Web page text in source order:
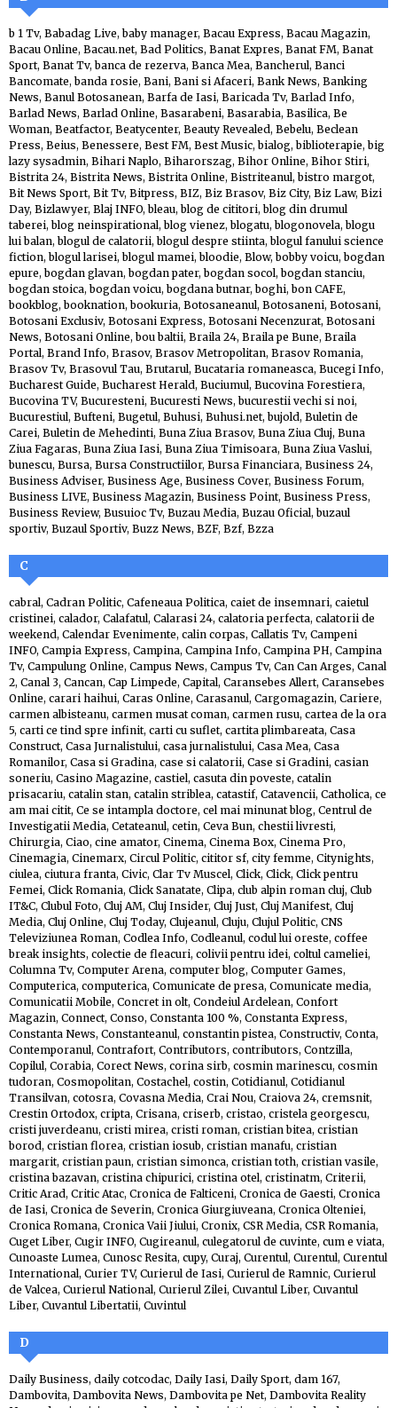
b 1 Tv, Babadag Live,baby manager, Bacau Express, Bacau Magazin,
Bacau Online, Bacau.net, Bad Politics, Banat Expres, Banat FM, Banat
Sport, Banat Tv,banca de rezerva, Banca Mea, Bancherul, Banci
Bancomate,banda rosie, Bani, Bani si Afaceri, Bank News, Banking
News, Banul Botosanean, Barfa de Iasi, Baricada Tv, Barlad Info,
Barlad News, Barlad Online, Basarabeni, Basarabia, Basilica, Be
Woman, Beatfactor, Beatycenter, Beauty Revealed, Bebelu, Beclean
Press, Beius, Benessere, Best FM, Best Music,bialog,biblioterapie,big
lazy sysadmin, Bihari Naplo, Biharorszag, Bihor Online, Bihor Stiri,
Bistrita 24, Bistrita News, Bistrita Online, Bistriteanul,bistro margot,
Bit News Sport, Bit Tv, Bitpress, BIZ, Biz Brasov, Biz City, Biz Law, Bizi
Day, Bizlawyer, Blaj INFO,bleau,blog de cititori,blog din drumul
taberei,blog neinspirational,blog vienez,blogatu,blogonovela,blogu
lui balan,blogul de calatorii,blogul despre stiinta,blogul fanului science
fiction,blogul larisei,blogul mamei,bloodie, Blow,bobby voicu,bogdan
epure,bogdan glavan,bogdan pater,bogdan socol,bogdan stanciu,
bogdan stoica,bogdan voicu,bogdana butnar,boghi,bon CAFE,
bookblog,booknation,bookuria, Botosaneanul, Botosaneni, Botosani,
Botosani Exclusiv, Botosani Express, Botosani Necenzurat, Botosani
News, Botosani Online,bou baltii, Braila 24, Braila pe Bune, Braila
Portal, Brand Info, Brasov, Brasov Metropolitan, Brasov Romania,
Brasov Tv, Brasovul Tau, Brutarul, Bucataria romaneasca, Bucegi Info,
Bucharest Guide, Bucharest Herald, Buciumul, Bucovina Forestiera,
Bucovina TV, Bucuresteni, Bucuresti News,bucurestii vechi si noi,
Bucurestiul, Bufteni, Bugetul, Buhusi, Buhusi.net,bujold, Buletin de
Carei, Buletin de Mehedinti, Buna Ziua Brasov, Buna Ziua Cluj, Buna
Ziua Fagaras, Buna Ziua Iasi, Buna Ziua Timisoara, Buna Ziua Vaslui,
bunescu, Bursa, Bursa Constructiilor, Bursa Financiara, Business 24,
Business Adviser, Business Age, Business Cover, Business Forum,
Business LIVE, Business Magazin, Business Point, Business Press,
Business Review, Busuioc Tv, Buzau Media, Buzau Oficial,buzaul
sportiv, Buzaul Sportiv, Buzz News, BZF, Bzf, Bzza
C
cabral, Cadran Politic, Cafeneaua Politica, caiet de insemnari, caietul
cristinei, calador, Calafatul, Calarasi 24, calatoria perfecta, calatorii de
weekend, Calendar Evenimente, calin corpas, Callatis Tv, Campeni
INFO, Campia Express, Campina, Campina Info, Campina PH, Campina
Tv, Campulung Online, Campus News, Campus Tv, Can Can Arges, Canal
2, Canal 3, Cancan, Cap Limpede, Capital, Caransebes Allert, Caransebes
Online, carari haihui, Caras Online, Carasanul, Cargomagazin, Cariere,
carmen albisteanu, carmen musat coman, carmen rusu, cartea de la ora
5, carti ce tind spre infinit, carti cu suflet, cartita plimbareata, Casa
Construct, Casa Jurnalistului, casa jurnalistului, Casa Mea, Casa
Romanilor, Casa si Gradina, case si calatorii, Case si Gradini, casian
soneriu, Casino Magazine, castiel, casuta din poveste, catalin
prisacariu, catalin stan, catalin striblea, catastif, Catavencii, Catholica, ce
am mai citit, Ce se intampla doctore, cel mai minunat blog, Centrul de
Investigatii Media, Cetateanul, cetin, Ceva Bun, chestii livresti,
Chirurgia, Ciao, cine amator, Cinema, Cinema Box, Cinema Pro,
Cinemagia, Cinemarx, Circul Politic, cititor sf, city femme, Citynights,
ciulea, ciutura franta, Civic, Clar Tv Muscel, Click, Click, Click pentru
Femei, Click Romania, Click Sanatate, Clipa, club alpin roman cluj, Club
IT&C, Clubul Foto, Cluj AM, Cluj Insider, Cluj Just, Cluj Manifest, Cluj
Media, Cluj Online, Cluj Today, Clujeanul, Cluju, Clujul Politic, CNS
Televiziunea Roman, Codlea Info, Codleanul, codul lui oreste, coffee
break insights, colectie de fleacuri, colivii pentru idei, coltul cameliei,
Columna Tv, Computer Arena, computer blog, Computer Games,
Computerica, computerica, Comunicate de presa, Comunicate media,
Comunicatii Mobile, Concret in olt, Condeiul Ardelean, Confort
Magazin, Connect, Conso, Constanta 100 %, Constanta Express,
Constanta News, Constanteanul, constantin pistea, Constructiv, Conta,
Contemporanul, Contrafort, Contributors, contributors, Contzilla,
Copilul, Corabia, Corect News, corina sirb, cosmin marinescu, cosmin
tudoran, Cosmopolitan, Costachel, costin, Cotidianul, Cotidianul
Transilvan, cotosra, Covasna Media, Crai Nou, Craiova 24, cremsnit,
Crestin Ortodox, cripta, Crisana, criserb, cristao, cristela georgescu,
cristi juverdeanu, cristi mirea, cristi roman, cristian bitea, cristian
borod, cristian florea, cristian iosub, cristian manafu, cristian
margarit, cristian paun, cristian simonca, cristian toth, cristian vasile,
cristina bazavan, cristina chipurici, cristina otel, cristinatm, Criterii,
Critic Arad, Critic Atac, Cronica de Falticeni, Cronica de Gaesti, Cronica
de Iasi, Cronica de Severin, Cronica Giurgiuveana, Cronica Olteniei,
Cronica Romana, Cronica Vaii Jiului, Cronix, CSR Media, CSR Romania,
Cuget Liber, Cugir INFO, Cugireanul, culegatorul de cuvinte, cum e viata,
Cunoaste Lumea, Cunosc Resita, cupy, Curaj, Curentul, Curentul, Curentul
International, Curier TV, Curierul de Iasi, Curierul de Ramnic, Curierul
de Valcea, Curierul National, Curierul Zilei, Cuvantul Liber, Cuvantul
Liber, Cuvantul Libertatii, Cuvintul
D
Daily Business, daily cotcodac, Daily Iasi, Daily Sport, dam 167,
Dambovita, Dambovita News, Dambovita pe Net, Dambovita Reality